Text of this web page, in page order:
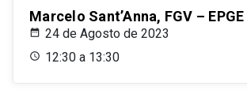
Marcelo Sant’Anna, FGV – EPGE
24 de Agosto de 2023
12:30 a 13:30